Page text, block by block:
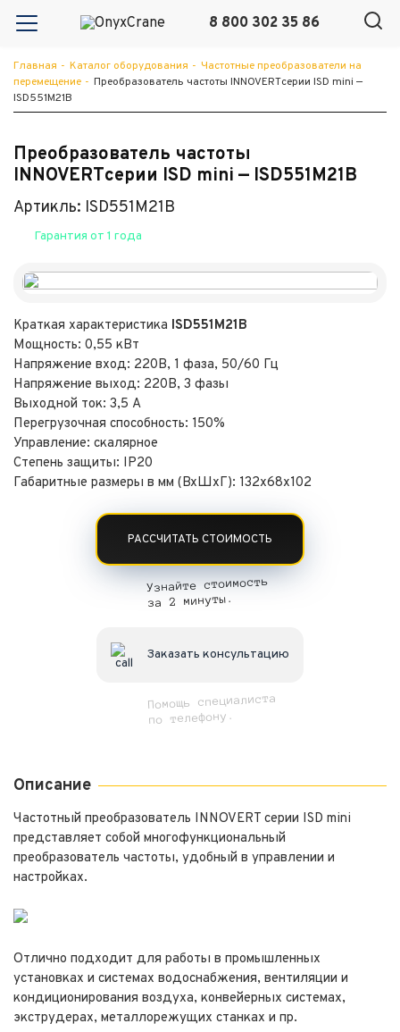
8 800 302 35 86
Главная - Каталог оборудования - Частотные преобразователи на
перемещение - Преобразователь частоты INNOVERTсерии ISD mini —
ISD551M21B
Преобразователь частоты
INNOVERTсерии ISD mini — ISD551M21B
Артикль: ISD551M21B
Гарантия от 1 года
Краткая характеристика ISD551M21B
Мощность: 0,55 кВт
Напряжение вход: 220В, 1 фаза, 50/60 Гц
Напряжение выход: 220В, 3 фазы
Выходной ток: 3,5 А
Перегрузочная способность: 150%
Управление: скалярное
Степень защиты: IP20
Габаритные размеры в мм (ВхШхГ): 132х68х102
РАССЧИТАТЬ СТОИМОСТЬ
Узнайте стоимость
за 2 минуты.
Заказать консультацию
Помощь специалиста
по телефону.
Описание
Частотный преобразователь INNOVERT серии ISD mini
представляет собой многофункциональный
преобразователь частоты, удобный в управлении и
настройках.
Отлично подходит для работы в промышленных
установках и системах водоснабжения, вентиляции и
кондиционирования воздуха, конвейерных системах,
экструдерах, металлорежущих станках и пр.